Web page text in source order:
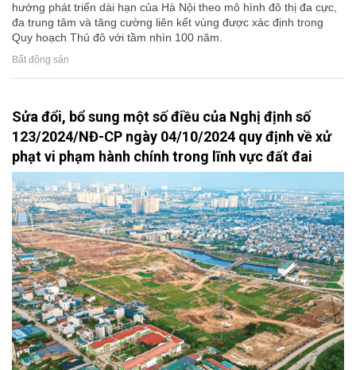
hướng phát triển dài hạn của Hà Nội theo mô hình đô thị đa cực,
đa trung tâm và tăng cường liên kết vùng được xác định trong
Quy hoạch Thủ đô với tầm nhìn 100 năm.
Bất động sản
Sửa đổi, bổ sung một số điều của Nghị định số
123/2024/NĐ-CP ngày 04/10/2024 quy định về xử
phạt vi phạm hành chính trong lĩnh vực đất đai